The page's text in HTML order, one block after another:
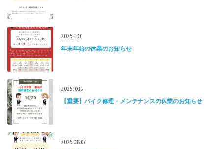
2025.11.30
年末年始の休業のお知らせ
2025.10.18
【重要】バイク修理・メンテナンスの休業のお知らせ
2025.08.07